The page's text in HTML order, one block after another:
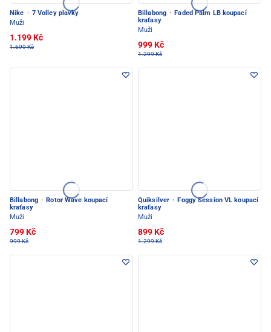
Nike · 7 Volley plavky
Muži
1.199 Kč
1.699 Kč
Billabong · Faded Palm LB koupací
kraťasy
Muži
999 Kč
1.299 Kč
Billabong · Rotor Wave koupací
kraťasy
Muži
799 Kč
999 Kč
Quiksilver · Foggy Session VL koupací
kraťasy
Muži
899 Kč
1.299 Kč